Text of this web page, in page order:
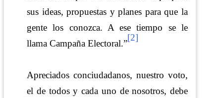
sus ideas, propuestas y planes para que la
gente los conozca. A ese tiempo se le
llama Campaña Electoral.”
[2]
Apreciados conciudadanos, nuestro voto,
el de todos y cada uno de nosotros, debe